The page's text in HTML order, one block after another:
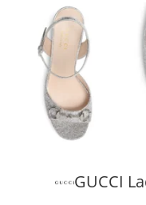
GUCCI